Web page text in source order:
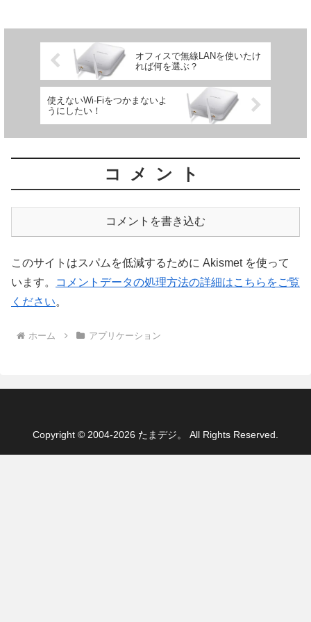
オフィスで無線LANを使いたけ
れば何を選ぶ？
使えないWi-Fiをつかまないよ
うにしたい！
コメント
コメントを書き込む
このサイトはスパムを低減するために Akismet を使って
います。
コメントデータの処理方法の詳細はこちらをご覧
ください。
ホーム アプリケーション
Copyright © 2004-2026 たまデジ。 All Rights Reserved.